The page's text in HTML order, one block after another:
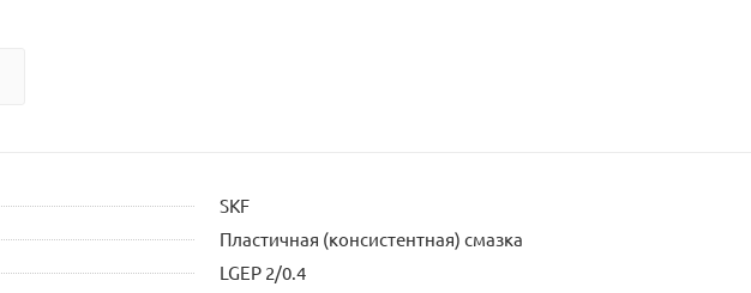
SKF
Пластичная (консистентная) смазка
LGEP 2/0.4